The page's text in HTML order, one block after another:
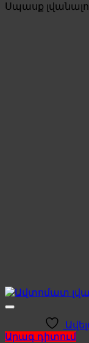
Սպասք
Արագ դիտում